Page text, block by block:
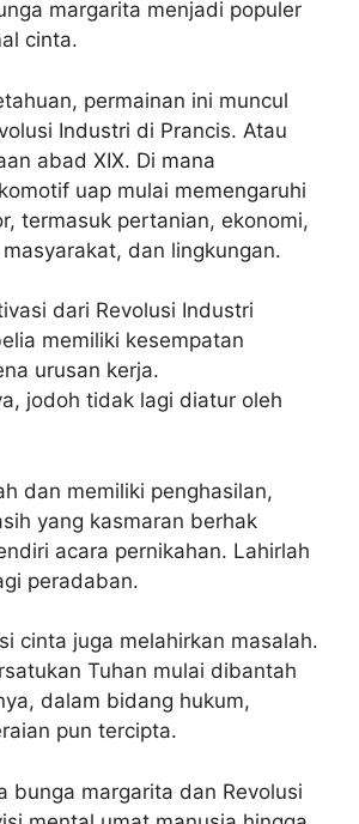
margarita menjadi populer
cinta.
permainan ini muncul
Industri di Prancis. Atau
abad XIX. Di mana
uap mulai memengaruhi
termasuk pertanian, ekonomi,
dan lingkungan.
dari Revolusi Industri
memiliki kesempatan
urusan kerja.
jodoh tidak lagi diatur oleh
dan memiliki penghasilan,
yang kasmaran berhak
acara pernikahan. Lahirlah
peradaban.
cinta juga melahirkan masalah.
Tuhan mulai dibantah
dalam bidang hukum,
pun tercipta.
bunga margarita dan Revolusi